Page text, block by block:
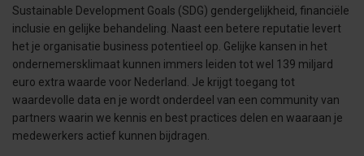
Sustainable Development Goals (SDG) gendergelijkheid, financiële
inclusie en gelijke behandeling. Naast een betere reputatie levert
het je organisatie business potentieel op. Gelijke kansen in het
ondernemersklimaat kunnen immers leiden tot wel 139 miljard
euro extra waarde voor Nederland. Je krijgt toegang tot
waardevolle data en je wordt onderdeel van een community van
partners waarin we kennis en best practices delen en waaraan je
medewerkers actief kunnen bijdragen.